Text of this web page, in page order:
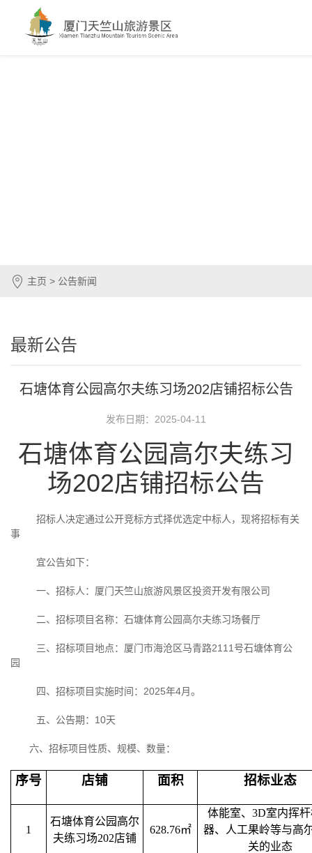
主页 > 公告新闻
最新公告
石塘体育公园高尔夫练习场202店铺招标公告
发布日期：2025-04-11
石塘体育公园高尔夫练习
场202店铺招标公告
招标人决定通过公开竞标方式择优选定中标人，现将招标有关
事
宜公告如下：
一、招标人：厦门天竺山旅游风景区投资开发有限公司
二、招标项目名称：石塘体育公园高尔夫练习场餐厅
三、招标项目地点：厦门市海沧区马青路2111 号石塘体育公
园
四、招标项目实施时间： 2025年4月。
五、公告期： 10天
六、招标项目性质、规模、数量：
序号 店铺 面积 招标业态
1
石塘体育公园高尔
夫练习场202店铺
628.76㎡
体能室、 3D室内挥
器、人工果岭等与高
关的业态